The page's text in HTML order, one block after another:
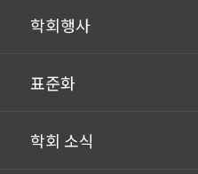
학회행사
표준화
학회 소식